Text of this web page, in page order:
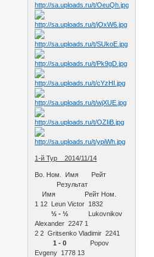
1-й Тур 2014/11/14
Bo. Ном. Имя Рейт
Результат
Имя Рейт Ном.
1 12 Leun Victor 1832
½ - ½ Lukovnikov
Alexander 2247 1
2 2 Gritsenko Vladimir 2241
1 - 0 Popov
Evgeny 1778 13